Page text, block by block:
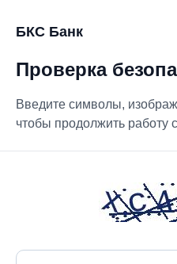
БКС Банк
Проверка
Введите символы,
чтобы продолжить работу